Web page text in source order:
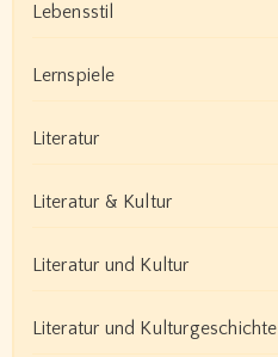
Lebensstil
Lernspiele
Literatur
Literatur & Kultur
Literatur und Kultur
Literatur und Kulturgeschichte